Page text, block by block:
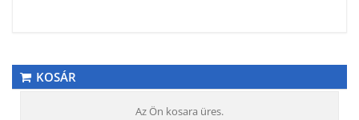
KOSÁR
Az Ön kosara üres.